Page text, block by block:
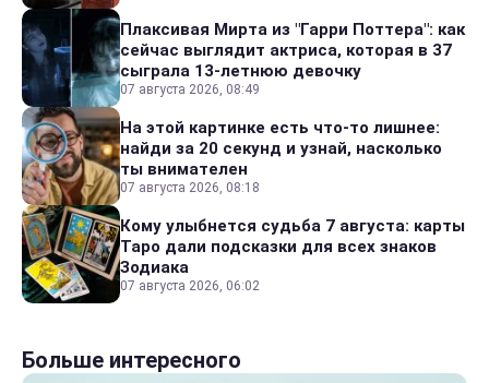
Плаксивая Мирта из "Гарри Поттера": как
сейчас выглядит актриса, которая в 37
сыграла 13-летнюю девочку
07 августа 2026, 08:49
На этой картинке есть что-то лишнее:
найди за 20 секунд и узнай, насколько
ты внимателен
07 августа 2026, 08:18
Кому улыбнется судьба 7 августа: карты
Таро дали подсказки для всех знаков
Зодиака
07 августа 2026, 06:02
Больше интересного